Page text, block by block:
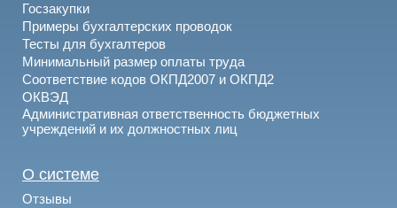
Госзакупки
Примеры бухгалтерских проводок
Тесты для бухгалтеров
Минимальный размер оплаты труда
Соответствие кодов ОКПД2007 и ОКПД2
ОКВЭД
Административная ответственность бюджетных
учреждений и их должностных лиц
О системе
Отзывы